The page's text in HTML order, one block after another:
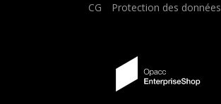
CG Protection des données